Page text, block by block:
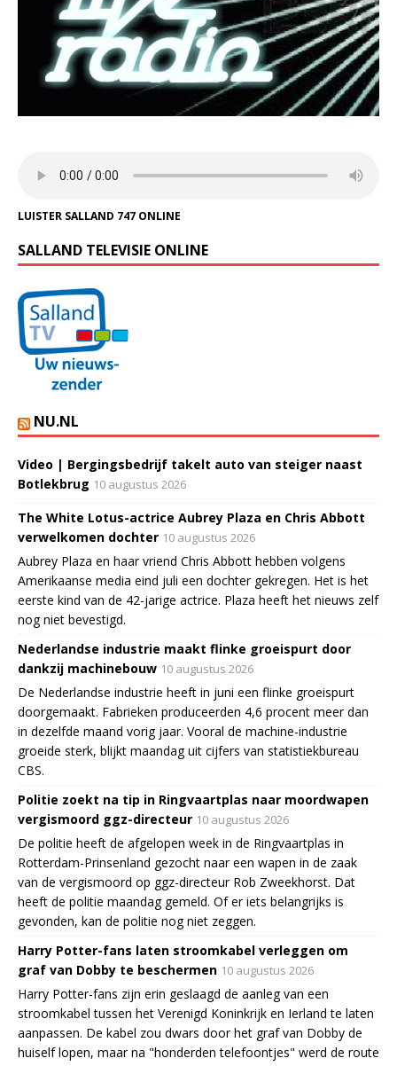
LUISTER SALLAND 747 ONLINE
SALLAND TELEVISIE ONLINE
NU.NL
Video | Bergingsbedrijf takelt auto van steiger naast
Botlekbrug 10 augustus 2026
The White Lotus-actrice Aubrey Plaza en Chris Abbott
verwelkomen dochter 10 augustus 2026
Aubrey Plaza en haar vriend Chris Abbott hebben volgens
Amerikaanse media eind juli een dochter gekregen. Het is het
eerste kind van de 42-jarige actrice. Plaza heeft het nieuws zelf
nog niet bevestigd.
Nederlandse industrie maakt flinke groeispurt door
dankzij machinebouw 10 augustus 2026
De Nederlandse industrie heeft in juni een flinke groeispurt
doorgemaakt. Fabrieken produceerden 4,6 procent meer dan
in dezelfde maand vorig jaar. Vooral de machine-industrie
groeide sterk, blijkt maandag uit cijfers van statistiekbureau
CBS.
Politie zoekt na tip in Ringvaartplas naar moordwapen
vergismoord ggz-directeur 10 augustus 2026
De politie heeft de afgelopen week in de Ringvaartplas in
Rotterdam-Prinsenland gezocht naar een wapen in de zaak
van de vergismoord op ggz-directeur Rob Zweekhorst. Dat
heeft de politie maandag gemeld. Of er iets belangrijks is
gevonden, kan de politie nog niet zeggen.
Harry Potter-fans laten stroomkabel verleggen om
graf van Dobby te beschermen 10 augustus 2026
Harry Potter-fans zijn erin geslaagd de aanleg van een
stroomkabel tussen het Verenigd Koninkrijk en Ierland te laten
aanpassen. De kabel zou dwars door het graf van Dobby de
huiself lopen, maar na "honderden telefoontjes" werd de route